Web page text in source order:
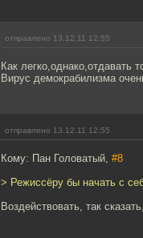
отправлено 13.12.11 12:55
Как легко,однако,отдавать
Вирус демокрабилизма
отправлено 13.12.11 12:55
Кому: Пан Головатый, #8
> Режиссёру бы начать с
Воздействовать, так